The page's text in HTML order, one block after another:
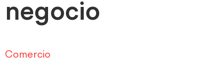
negocio
Comercio